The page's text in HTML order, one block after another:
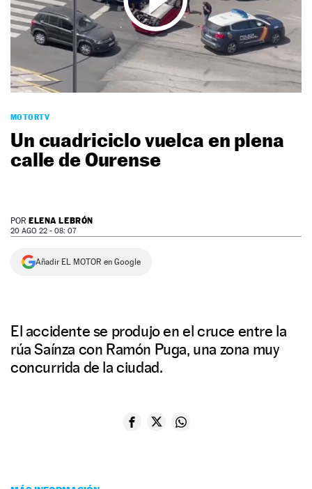
NEWSLETTER
MOTORTV
Un cuadriciclo vuelca en plena
calle de Ourense
POR ELENA LEBRÓN
20 AGO 22 - 08: 07
Añadir EL MOTOR en Google
El accidente se produjo en el cruce entre la
rúa Saínza con Ramón Puga, una zona muy
concurrida de la ciudad.